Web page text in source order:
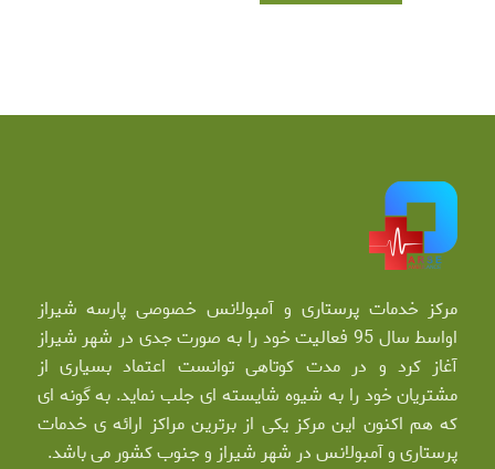
مرکز خدمات پرستاری و آمبولانس خصوصی پارسه شیراز
اواسط سال 95 فعالیت خود را به صورت جدی در شهر شیراز
آغاز کرد و در مدت کوتاهی توانست اعتماد بسیاری از
مشتریان خود را به شیوه شایسته ای جلب نماید. به گونه ای
که هم اکنون این مرکز یکی از برترین مراکز ارائه ی خدمات
پرستاری و آمبولانس در شهر شیراز و جنوب کشور می باشد.